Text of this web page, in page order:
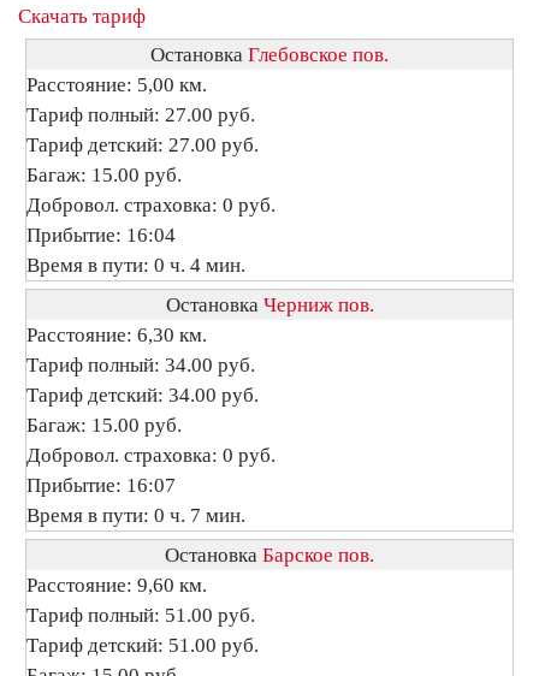
Скачать тариф
Остановка Глебовское пов.
Расстояние: 5,00 км.
Тариф полный: 27.00 руб.
Тариф детский: 27.00 руб.
Багаж: 15.00 руб.
Добровол. страховка: 0 руб.
Прибытие: 16:04
Время в пути: 0 ч. 4 мин.
Остановка Черниж пов.
Расстояние: 6,30 км.
Тариф полный: 34.00 руб.
Тариф детский: 34.00 руб.
Багаж: 15.00 руб.
Добровол. страховка: 0 руб.
Прибытие: 16:07
Время в пути: 0 ч. 7 мин.
Остановка Барское пов.
Расстояние: 9,60 км.
Тариф полный: 51.00 руб.
Тариф детский: 51.00 руб.